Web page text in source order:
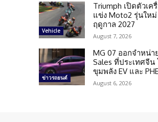
Vehicle
Triumph เปิดตัวเค
แข่ง Moto2 รุ่นให
ฤดูกาล 2027
August 7, 2026
ข่าวรถยนต์
MG 07 ออกจำหน่า
Sales ที่ประเทศจีน
ขุมพลัง EV และ
August 6, 2026